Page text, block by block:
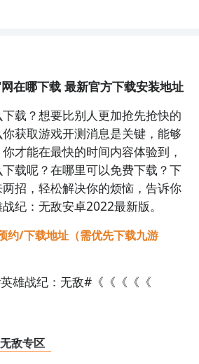
灵”系统（召唤神兽协同作战）、
及“天命奇谭”动态剧情副本，战斗
，强调职业配合与战场临场决
实风MMO，延续端游经典玩法，
派搭配；支持“跨服远征”大型攻
协战及“秘境夺宝”动态PvPvE玩
建设与师徒系统成熟。
MMORPG，依托蒲松龄IP构建
“三界斗法”跨服擂台、“血战襄
在哪下载 最新官方下载安装地址
载？想要比别人更加抢先抢快的
获取游戏开测消息是关键，能够
才能在最快的时间内容体验到，
载呢？在哪里可以免费下载？下
招，轻松解决你的烦恼，告诉你
纪：无敌安卓2022最新版。
约/下载地址（需优先下载九游
雄战纪：无敌#《《《《《
敌专区